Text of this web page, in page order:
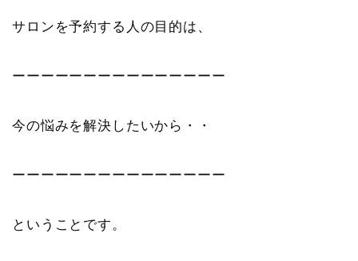
サロンを予約する人の目的は、
ーーーーーーーーーーーーーーー
今の悩みを解決したいから・・
ーーーーーーーーーーーーーーー
ということです。